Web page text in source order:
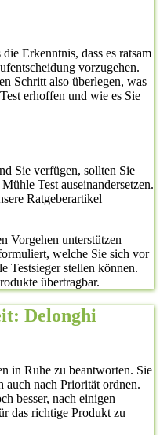
die Erkenntnis, dass es ratsam
vorzugehen.
Schritt also überlegen, was
erhoffen und wie es Sie
Sie verfügen, sollten Sie
Test auseinandersetzen.
Ratgeberartikel
Vorgehen unterstützen
welche Sie sich vor
Testsieger stellen können.
übertragbar.
Delonghi
in Ruhe zu beantworten. Sie
auch nach Priorität ordnen.
besser, nach einigen
das richtige Produkt zu